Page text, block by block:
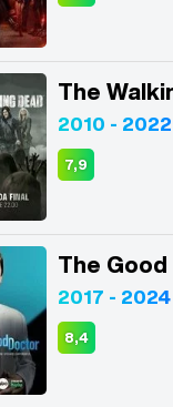
The
2010 - 2022
7,9
The
2017 - 2024
8,4